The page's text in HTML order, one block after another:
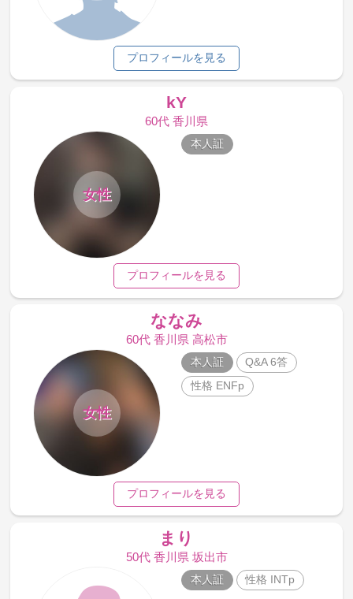
プロフィールを見る
kY
60代 香川県
女性
本人証
プロフィールを見る
ななみ
60代 香川県 高松市
女性
本人証
Q&A 6答
性格 ENFp
プロフィールを見る
まり
50代 香川県 坂出市
本人証 性格 INTp